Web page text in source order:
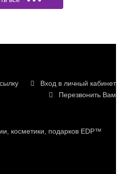
Вход в личный кабинет
Перезвонить Вам
косметики, подарков EDP™